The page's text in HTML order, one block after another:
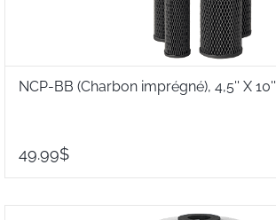
NCP-BB (Charbon imprégné), 4,5'' X 10''
49.99$